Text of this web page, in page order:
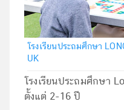
โรงเรียนประถมศึกษา
UK
โรงเรียนประถมศึกษา
ตั้งแต่ 2-16 ปี